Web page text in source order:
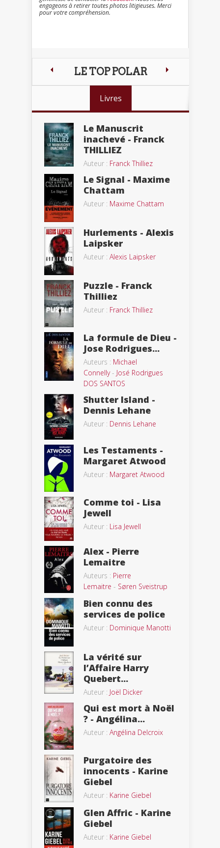
engageons à retirer toutes photos litigieuses. Merci
pour votre compréhension.
LE TOP POLAR
Livres
Le Manuscrit
inachevé - Franck
THILLIEZ
Auteur : Franck Thilliez
Le Signal - Maxime
Chattam
Auteur : Maxime Chattam
Hurlements - Alexis
Laipsker
Auteur : Alexis Laipsker
Puzzle - Franck
Thilliez
Auteur : Franck Thilliez
La formule de Dieu -
Jose Rodrigues...
Auteurs : Michael
Connelly- José Rodrigues
DOS SANTOS
Shutter Island -
Dennis Lehane
Auteur : Dennis Lehane
Les Testaments -
Margaret Atwood
Auteur : Margaret Atwood
Comme toi - Lisa
Jewell
Auteur : Lisa Jewell
Alex - Pierre
Lemaitre
Auteurs : Pierre
Lemaitre - Søren Sveistrup
Bien connu des
services de police
Auteur : Dominique Manotti
La vérité sur
l’Affaire Harry
Quebert...
Auteur : Joël Dicker
Qui est mort à Noël
? - Angélina...
Auteur : Angélina Delcroix
Purgatoire des
innocents - Karine
Giebel
Auteur : Karine Giebel
Glen Affric - Karine
Giebel
Auteur : Karine Giebel